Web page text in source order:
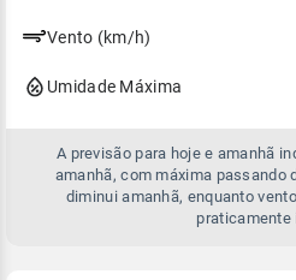
Vento (km/h)
Umidade Máxima
A previsão para hoje e amanhã
amanhã, com máxima passando
diminui amanhã, enquanto
praticamente